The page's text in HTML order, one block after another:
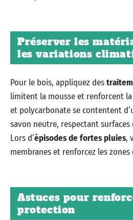
Préserver les
les variations
Pour le bois, appliquez des
limitent la mousse et renforcent
et polycarbonate se contentent
savon neutre, respectant
Lors d’épisodes de fortes pluies,
membranes et renforcez les zones
Astuces pour
protection